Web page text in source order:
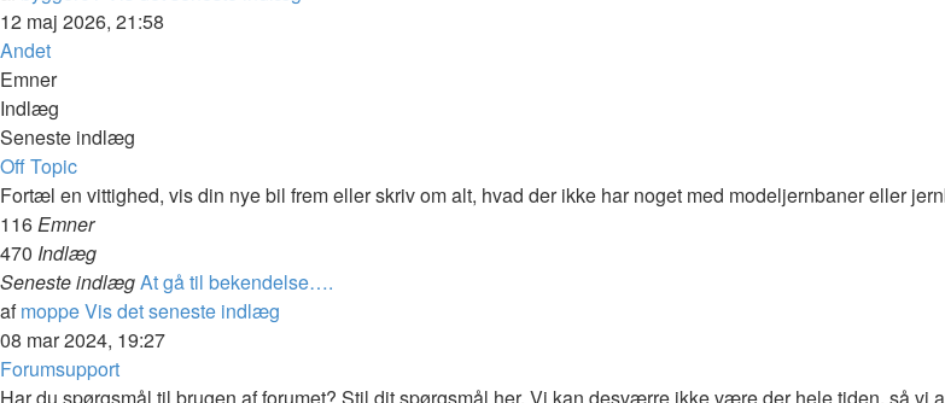
12 maj 2026, 21:58
Andet
Emner
Indlæg
Seneste indlæg
Off Topic
Fortæl en vittighed, vis din nye bil frem eller skriv om alt, hvad der ikke har noget med modeljernbaner eller
116Emner
470 Indlæg
Seneste indlægAt gå til bekendelse….
afmoppeVis det seneste indlæg
08 mar 2024, 19:27
Forumsupport